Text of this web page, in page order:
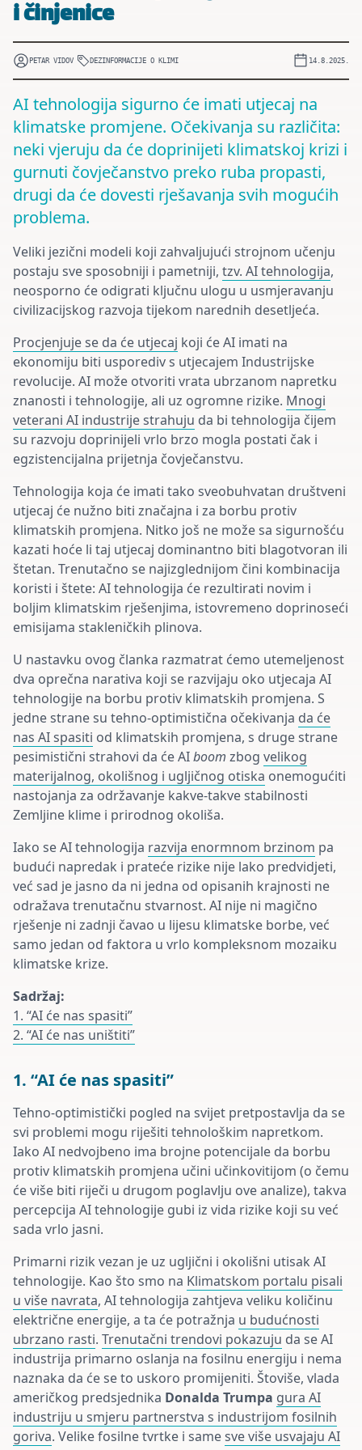
i činjenice
PETAR VIDOV DEZINFORMACIJE O KLIMI 14.8.2025.
AI tehnologija sigurno će imati utjecaj na
klimatske promjene. Očekivanja su različita:
neki vjeruju da će doprinijeti klimatskoj krizi i
gurnuti čovječanstvo preko ruba propasti,
drugi da će dovesti rješavanja svih mogućih
problema.
Veliki jezični modeli koji zahvaljujući strojnom učenju
postaju sve sposobniji i pametniji, tzv. AI tehnologija,
neosporno će odigrati ključnu ulogu u usmjeravanju
civilizacijskog razvoja tijekom narednih desetljeća.
Procjenjuje se da će utjecaj koji će AI imati na
ekonomiju biti usporediv s utjecajem Industrijske
revolucije. AI može otvoriti vrata ubrzanom napretku
znanosti i tehnologije, ali uz ogromne rizike. Mnogi
veterani AI industrije strahuju da bi tehnologija čijem
su razvoju doprinijeli vrlo brzo mogla postati čak i
egzistencijalna prijetnja čovječanstvu.
Tehnologija koja će imati tako sveobuhvatan društveni
utjecaj će nužno biti značajna i za borbu protiv
klimatskih promjena. Nitko još ne može sa sigurnošću
kazati hoće li taj utjecaj dominantno biti blagotvoran ili
štetan. Trenutačno se najizglednijom čini kombinacija
koristi i štete: AI tehnologija će rezultirati novim i
boljim klimatskim rješenjima, istovremeno doprinoseći
emisijama stakleničkih plinova.
U nastavku ovog članka razmatrat ćemo utemeljenost
dva oprečna narativa koji se razvijaju oko utjecaja AI
tehnologije na borbu protiv klimatskih promjena. S
jedne strane su tehno-optimistična očekivanja da će
nas AI spasiti od klimatskih promjena, s druge strane
pesimistični strahovi da će AIboom zbog velikog
materijalnog, okolišnog i ugljičnog otiska onemogućiti
nastojanja za održavanje kakve-takve stabilnosti
Zemljine klime i prirodnog okoliša.
Iako se AI tehnologija razvija enormnom brzinom pa
budući napredak i prateće rizike nije lako predvidjeti,
već sad je jasno da ni jedna od opisanih krajnosti ne
odražava trenutačnu stvarnost. AI nije ni magično
rješenje ni zadnji čavao u lijesu klimatske borbe, već
samo jedan od faktora u vrlo kompleksnom mozaiku
klimatske krize.
Sadržaj:
1. “AI će nas spasiti”
2. “AI će nas uništiti”
1. “AI će nas spasiti”
Tehno-optimistički pogled na svijet pretpostavlja da se
svi problemi mogu riješiti tehnološkim napretkom.
Iako AI nedvojbeno ima brojne potencijale da borbu
protiv klimatskih promjena učini učinkovitijom (o čemu
će više biti riječi u drugom poglavlju ove analize), takva
percepcija AI tehnologije gubi iz vida rizike koji su već
sada vrlo jasni.
Primarni rizik vezan je uz ugljični i okolišni utisak AI
tehnologije. Kao što smo na Klimatskom portalu pisali
u više navrata, AI tehnologija zahtjeva veliku količinu
električne energije, a ta će potražnja u budućnosti
ubrzano rasti. Trenutačni trendovi pokazuju da se AI
industrija primarno oslanja na fosilnu energiju i nema
naznaka da će se to uskoro promijeniti. Štoviše, vlada
američkog predsjednika Donalda Trumpa gura AI
industriju u smjeru partnerstva s industrijom fosilnih
goriva. Velike fosilne tvrtke i samesve više usvajaju AI